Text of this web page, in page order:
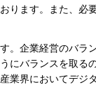
ります。また、必
。企業経営のバラ
にバランスを取る
業界においてデジ